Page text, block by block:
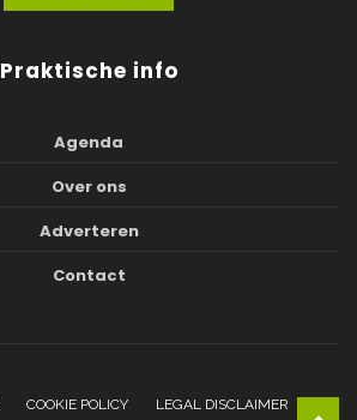
Praktische info
Agenda
Over ons
Adverteren
Contact
COOKIE POLICY LEGAL DISCLAIMER